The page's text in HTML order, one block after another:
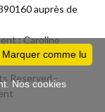
auprès de
: Caroline
Reserved -
Marquer comme lu
Nos cookies